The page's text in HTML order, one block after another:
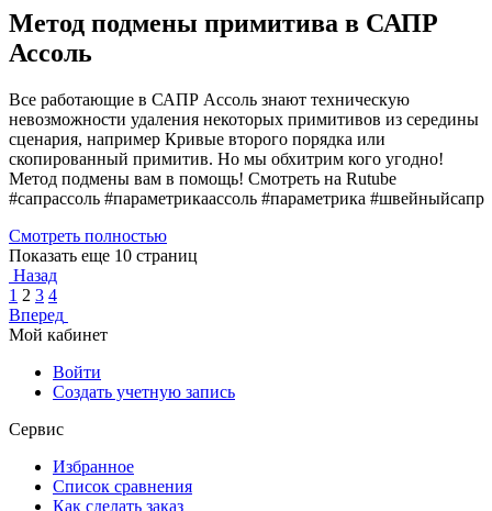
Метод подмены примитива в САПР
Ассоль
Все работающие в САПР Ассоль знают техническую
невозможности удаления некоторых примитивов из середины
сценария, например Кривые второго порядка или
скопированный примитив. Но мы обхитрим кого угодно!
Метод подмены вам в помощь! Смотреть на Rutube
#сапрассоль #параметрикаассоль #параметрика #швейныйсапр
Смотреть полностью
Показать еще 10 страниц
Назад
1 2 3 4
Вперед
Мой кабинет
Войти
Создать учетную запись
Сервис
Избранное
Список сравнения
Как сделать заказ